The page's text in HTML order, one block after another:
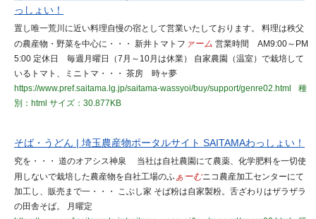
っしょい！
置し唯一荒川に近い料理自慢の宿として営業いたしております。 料理は秩父
の農産物・野菜を中心に・・・ 新井トマトフ ァーム 営業時間 AM9:00～PM
5:00 定休日 毎週月曜日（7月～10月は休業） 自家農園（温室）で栽培して
いるトマト、ミニトマ・・・ 茶房 時ャ夢
https://www.pref.saitama.lg.jp/saitama-wassyoi/buy/support/genre02.html
種
別：html サイズ：30.877KB
そば・うどん | 埼玉農産物ポータルサイト SAITAMAわっしょい！
究を・・・ 道のオアシス神泉 当社は自社農園にて農薬、化学肥料を一切使
用しないで栽培した農産物を自社工場のふぁーむニコ農産加工センターにて
加工し、販売まで一・・・ こぶし家 そば粉は自家製粉。舌ざわりはザラザラ
の田舎そば。 月曜定